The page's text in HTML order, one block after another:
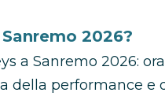
2026?
a Sanremo 2026:
della performance e